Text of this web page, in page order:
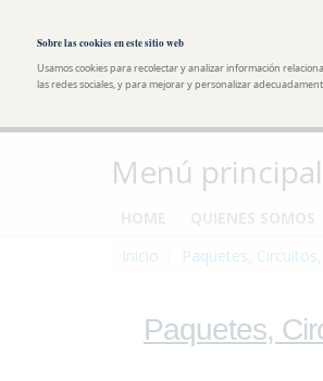
Sobre las cookies en este sitio web
Usamos cookies para recolectar y analizar información
las redes sociales, y para mejorar y personalizar
Menú principal
Inicio
Paquetes,
Paquetes,